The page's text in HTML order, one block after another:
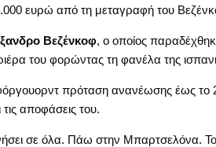
ευρώ από τη μεταγραφή του
Βεζένκοφ, ο οποίος
του φορώντας τη φανέλα της
πρόταση ανανέωσης έως
τις αποφάσεις του.
σε όλα. Πάω στην Μπαρτσελόνα.